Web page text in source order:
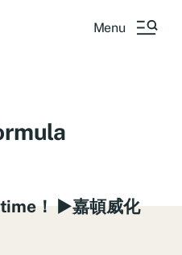
Menu
！ ►嘉頓威化